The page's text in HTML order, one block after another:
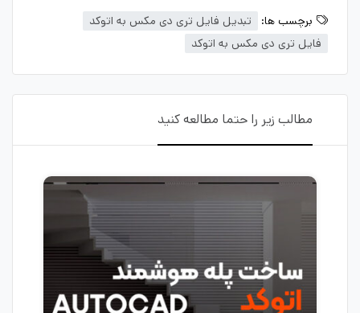
برچسب ها:
تبدیل فایل تری دی مکس به اتوکد
فایل تری دی مکس به اتوکد
مطالب زیر را حتما مطالعه کنید